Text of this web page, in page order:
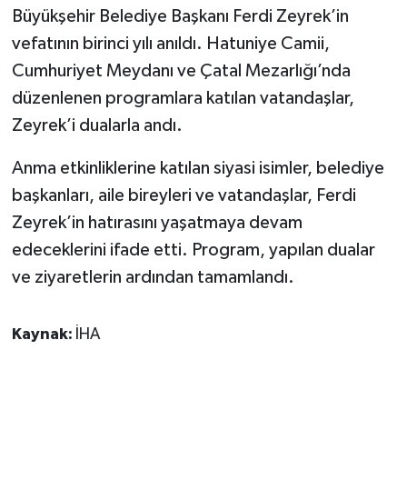
Büyükşehir Belediye Başkanı Ferdi Zeyrek’in
vefatının birinci yılı anıldı. Hatuniye Camii,
Cumhuriyet Meydanı ve Çatal Mezarlığı’nda
düzenlenen programlara katılan vatandaşlar,
Zeyrek’i dualarla andı.
Anma etkinliklerine katılan siyasi isimler, belediye
başkanları, aile bireyleri ve vatandaşlar, Ferdi
Zeyrek’in hatırasını yaşatmaya devam
edeceklerini ifade etti. Program, yapılan dualar
ve ziyaretlerin ardından tamamlandı.
Kaynak: İHA